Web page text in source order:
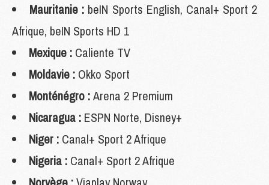
Mauritanie : beIN Sports English, Canal+ Sport 2
Afrique, beIN Sports HD 1
Mexique : Caliente TV
Moldavie : Okko Sport
Monténégro :Arena 2 Premium
Nicaragua : ESPN Norte, Disney+
Niger : Canal+ Sport 2 Afrique
Nigeria : Canal+ Sport 2 Afrique